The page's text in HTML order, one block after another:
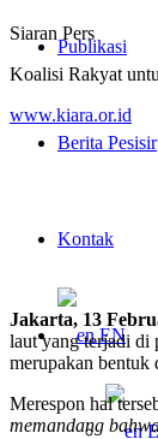
Publikasi
Berita Pesisir
Kontak
EN
Siaran Pers
Koalisi Rakyat
www.kiara.or.id
Jakarta, 13
laut yang terjadi di
merupakan bentuk
Merespon hal
memandang